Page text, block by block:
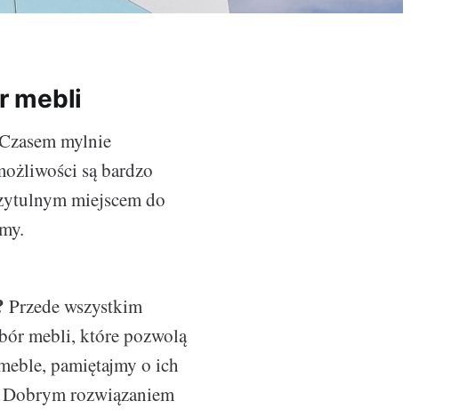
mebli
mylnie
są bardzo
miejscem do
Przede wszystkim
mebli, które pozwolą
pamiętajmy o ich
Dobrym rozwiązaniem